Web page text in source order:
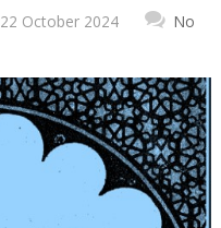
22 October 2024
No